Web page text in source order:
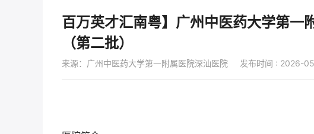
百万英才汇南粤】广州中医药大学第
（第二批）
来源：广州中医药大学第一附属医院深汕医院 发布时间 : 2026-